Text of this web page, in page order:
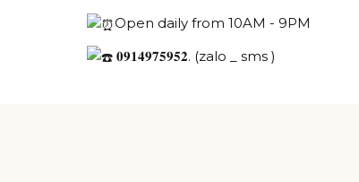
Open daily from 10AM - 9PM
𝟎𝟗𝟏𝟒𝟗𝟕𝟓𝟗𝟓𝟐. (zalo _ sms )